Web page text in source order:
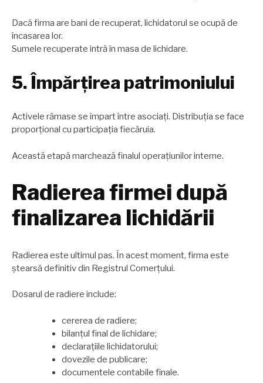
Dacă firma are bani de recuperat, lichidatorul se ocupă de
încasarea lor.
Sumele recuperate intră în masa de lichidare.
5. Împărțirea patrimoniului
Activele rămase se împart între asociați. Distribuția se face
proporțional cu participația fiecăruia.
Această etapă marchează finalul operațiunilor interne.
Radierea firmei după
finalizarea lichidării
Radierea este ultimul pas. În acest moment, firma este
ștearsă definitiv din Registrul Comerțului.
Dosarul de radiere include:
cererea de radiere;
bilanțul final de lichidare;
declarațiile lichidatorului;
dovezile de publicare;
documentele contabile finale.